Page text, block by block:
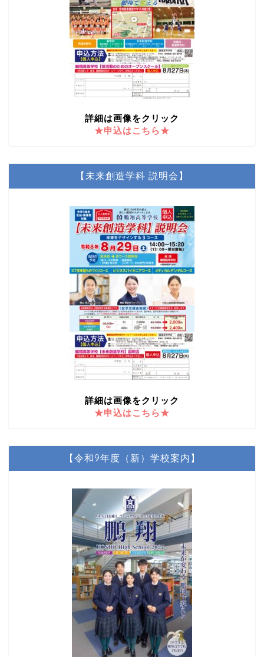
詳細は画像をクリック
★申込はこちら★
【未来創造学科 説明会】
詳細は画像をクリック
★申込はこちら★
【令和9年度（新）学校案内】